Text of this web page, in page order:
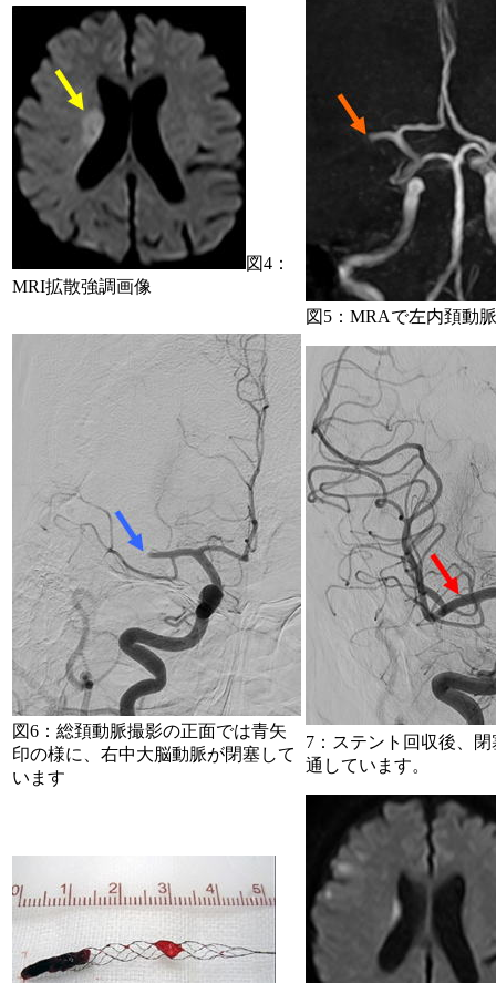
図4：
MRI拡散強調画像
図5：MRAで左内頚動
図6：総頚動脈撮影の正面では青矢
印の様に、右中大脳動脈が閉塞して
います
7：ステント回収後、
通しています。